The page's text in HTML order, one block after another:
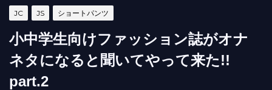
JC JS ショートパンツ
小中学生向けファッション誌がオナ
ネタになると聞いてやって来た!!
part.2